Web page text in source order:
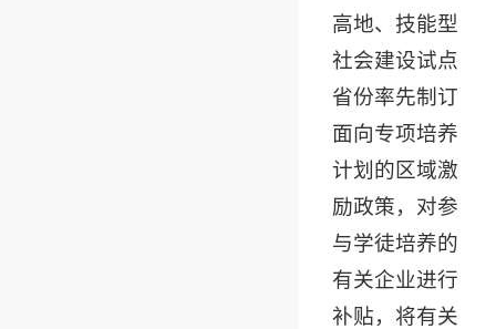
高地、技能型
社会建设试点
省份率先制订
面向专项培养
计划的区域激
励政策，对参
与学徒培养的
有关企业进行
补贴，将有关